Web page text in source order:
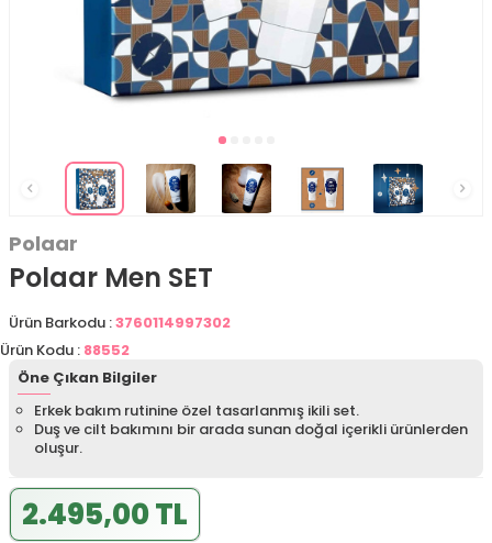
Polaar
Polaar Men SET
Ürün Barkodu :3760114997302
Ürün Kodu : 88552
Öne Çıkan Bilgiler
Erkek bakım rutinine özel tasarlanmış ikili set.
Duş ve cilt bakımını bir arada sunan doğal içerikli ürünlerden
oluşur.
2.495,00 TL